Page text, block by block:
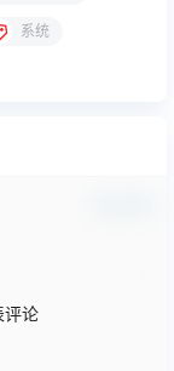
系统
评论